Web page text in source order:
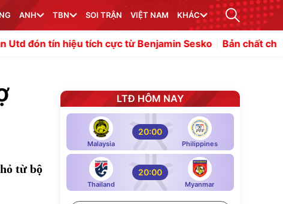
ANH TBN SOI TRẬN VIỆT NAM KHÁC
tích cực từ Benjamin Sesko Bản chất chiến thuật "dựng
từ bộ
LTĐ HÔM NAY
Malaysia
20:00
Philippines
Thailand
20:00
Myanmar